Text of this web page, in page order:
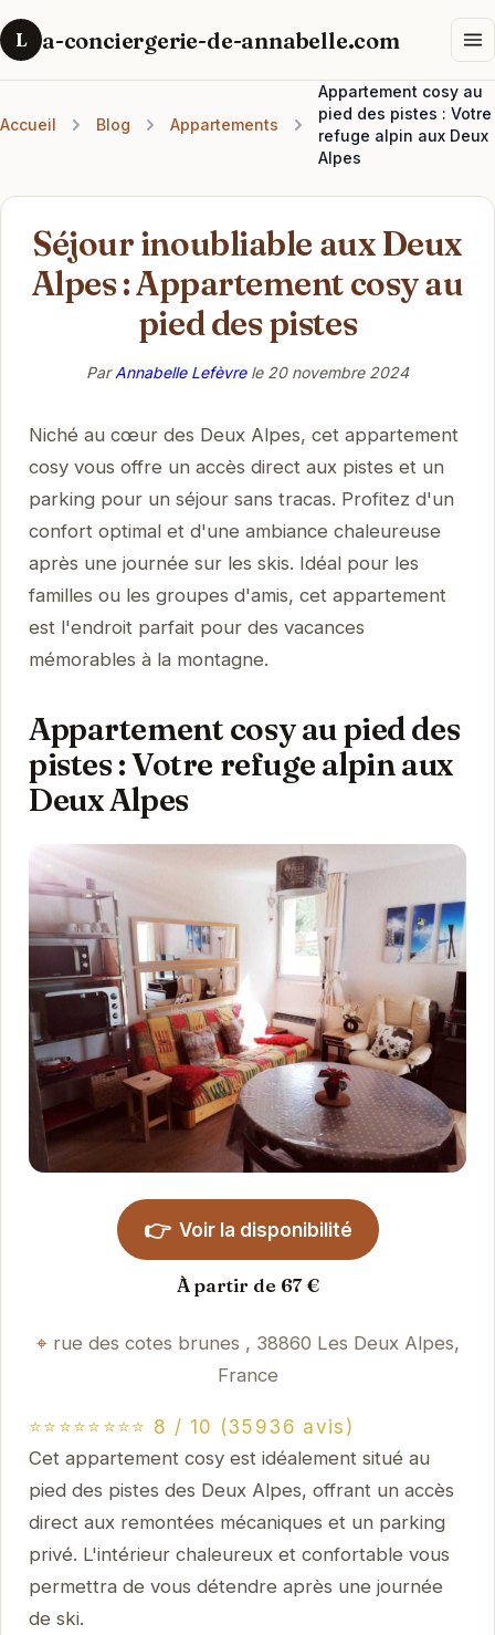
L a-conciergerie-de-annabelle.com
Accueil Blog Appartements
Appartement cosy au
pied des pistes : Votre
refuge alpin aux Deux
Alpes
Séjour inoubliable aux Deux
Alpes : Appartement cosy au
pied des pistes
ParAnnabelle Lefèvrele 20 novembre 2024
Niché au cœur des Deux Alpes, cet appartement
cosy vous offre un accès direct aux pistes et un
parking pour un séjour sans tracas. Profitez d'un
confort optimal et d'une ambiance chaleureuse
après une journée sur les skis. Idéal pour les
familles ou les groupes d'amis, cet appartement
est l'endroit parfait pour des vacances
mémorables à la montagne.
Appartement cosy au pied des
pistes : Votre refuge alpin aux
Deux Alpes
👉 Voir la disponibilité
À partir de 67 €
rue des cotes brunes , 38860 Les Deux Alpes,
France
⭐⭐⭐⭐⭐⭐⭐⭐ 8 / 10 (35936 avis)
Cet appartement cosy est idéalement situé au
pied des pistes des Deux Alpes, offrant un accès
direct aux remontées mécaniques et un parking
privé. L'intérieur chaleureux et confortable vous
permettra de vous détendre après une journée
de ski.